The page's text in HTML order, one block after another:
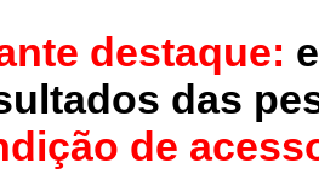
destaque:
das
de